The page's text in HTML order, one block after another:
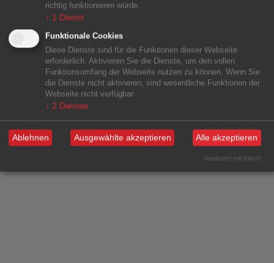
richtig funktionieren würde.
↓ 1 Dienst
Funktionale Cookies
Diese Dienste sind für die Funktionen dieser Webseite
erforderlich. Aktivieren Sie die Dienste, um den vollen
Funktionsumfang der Webseite nutzen zu können. Wenn Sie
die Dienste nicht aktivieren, sind wesentliche Funktionen der
Webseite nicht verfügbar.
↓ 2 Dienste
Ablehnen Ausgewählte akzeptieren Alle akzeptieren
Realisiert mit Klaro!